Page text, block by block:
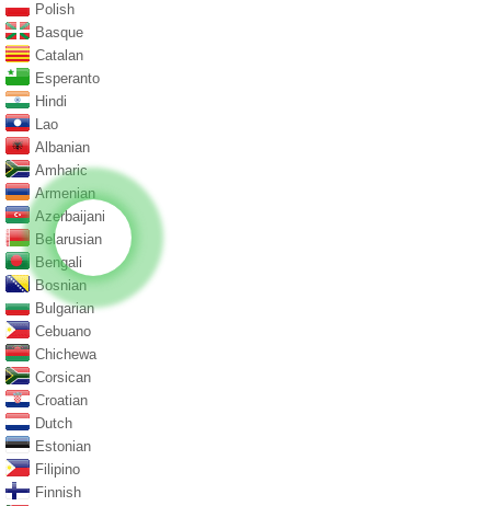
Polish
Basque
Catalan
Esperanto
Hindi
Lao
Albanian
Amharic
Armenian
Azerbaijani
Belarusian
Bengali
Bosnian
Bulgarian
Cebuano
Chichewa
Corsican
Croatian
Dutch
Estonian
Filipino
Finnish